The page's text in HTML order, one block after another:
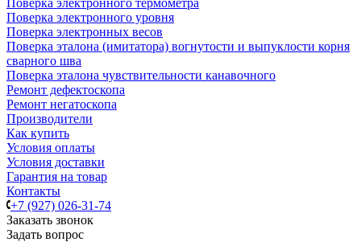
Поверка электронного термометра
Поверка электронного уровня
Поверка электронных весов
Поверка эталона (имитатора) вогнутости и выпуклости корня
сварного шва
Поверка эталона чувствительности канавочного
Ремонт дефектоскопа
Ремонт негатоскопа
Производители
Как купить
Условия оплаты
Условия доставки
Гарантия на товар
Контакты
+7 (927) 026-31-74
Заказать звонок
Задать вопрос